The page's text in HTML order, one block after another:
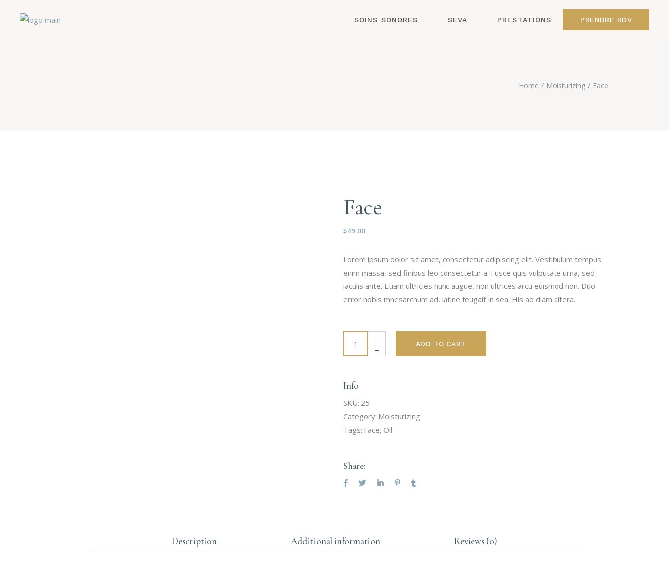
SOINS SONORES SEVA PRESTATIONS PRENDRE RDV
Home Moisturizing Face
Face
$49.00
Lorem ipsum dolor sit amet, consectetur adipiscing elit. Vestibulum tempus
enim massa, sed finibus leo consectetur a. Fusce quis vulputate urna, sed
iaculis ante. Etiam ultricies nunc augue, non ultrices arcu euismod non. Duo
error nobis mnesarchum ad, latine feugait in sea. His ad diam altera.
Face quantity
ADD TO CART
Info
SKU: 25
Category: Moisturizing
Tags: Face, Oil
Share:
Description Additional information Reviews (0)